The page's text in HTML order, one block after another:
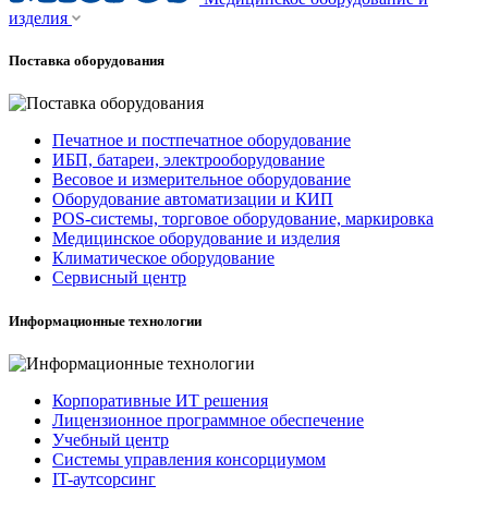
изделия
Поставка оборудования
Печатное и постпечатное оборудование
ИБП, батареи, электрооборудование
Весовое и измерительное оборудование
Оборудование автоматизации и КИП
POS-системы, торговое оборудование, маркировка
Медицинское оборудование и изделия
Климатическое оборудование
Сервисный центр
Информационные технологии
Корпоративные ИТ решения
Лицензионное программное обеспечение
Учебный центр
Системы управления консорциумом
IT-аутсорсинг